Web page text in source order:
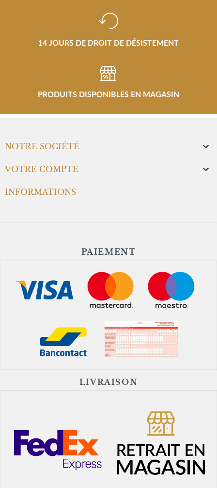
14 JOURS DE DROIT DE DÉSISTEMENT
PRODUITS DISPONIBLES EN MAGASIN
NOTRE SOCIÉTÉ 
VOTRE COMPTE 
INFORMATIONS
PAIEMENT
LIVRAISON